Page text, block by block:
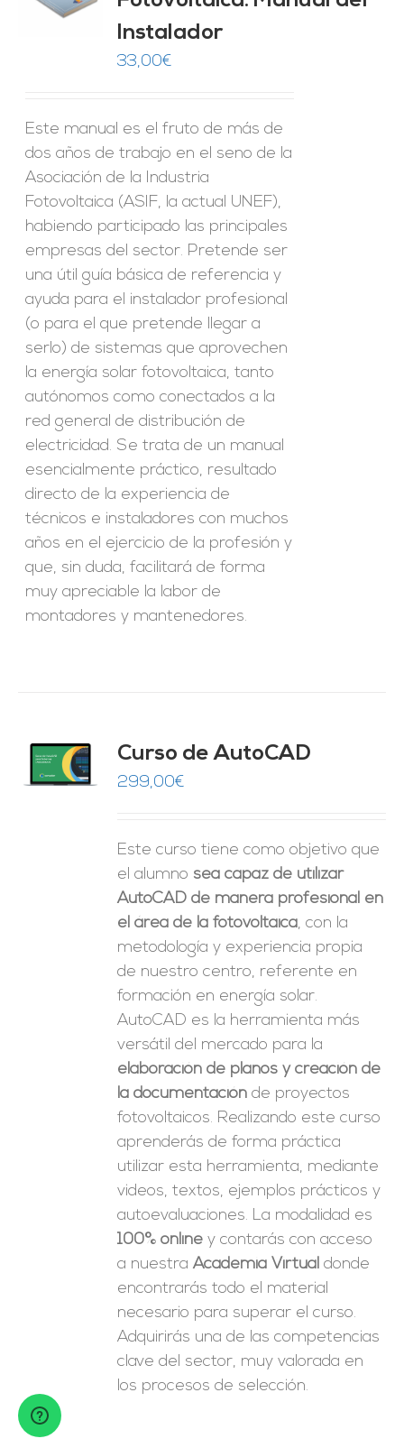
Instalador
33,00€
Este manual es el fruto de más de
dos años de trabajo en el seno de la
Asociación de la Industria
Fotovoltaica (ASIF, la actual UNEF),
habiendo participado las principales
empresas del sector. Pretende ser
una útil guía básica de referencia y
ayuda para el instalador profesional
(o para el que pretende llegar a
serlo) de sistemas que aprovechen
la energía solar fotovoltaica, tanto
autónomos como conectados a la
red general de distribución de
electricidad. Se trata de un manual
esencialmente práctico, resultado
directo de la experiencia de
técnicos e instaladores con muchos
años en el ejercicio de la profesión y
que, sin duda, facilitará de forma
muy apreciable la labor de
montadores y mantenedores.
Curso de AutoCAD
299,00€
Este curso tiene como objetivo que
el alumno sea capaz de utilizar
AutoCAD de manera profesional en
el área de la fotovoltaica, con la
metodología y experiencia propia
de nuestro centro, referente en
formación en energía solar.
AutoCAD es la herramienta más
versátil del mercado para la
elaboración de planos y creación de
la documentación de proyectos
fotovoltaicos. Realizando este curso
aprenderás de forma práctica
utilizar esta herramienta, mediante
videos, textos, ejemplos prácticos y
autoevaluaciones. La modalidad es
100% online y contarás con acceso
a nuestraAcademia Virtual donde
encontrarás todo el material
necesario para superar el curso.
Adquirirás una de las competencias
clave del sector, muy valorada en
los procesos de selección.